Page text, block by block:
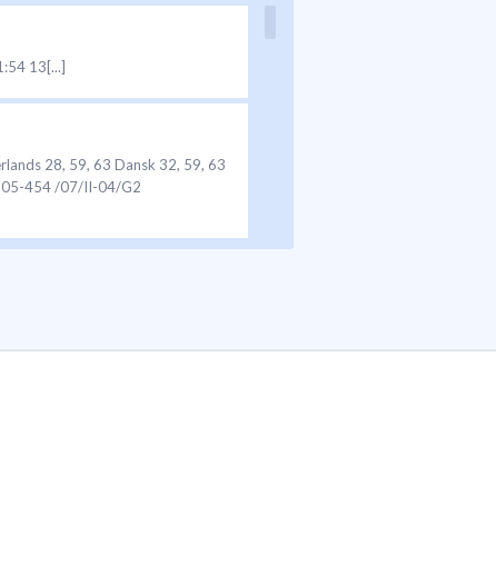
13[...]
28, 59, 63 Dansk 32, 59, 63
454 /07/II-04/G2
verwenden. • Netzkabel